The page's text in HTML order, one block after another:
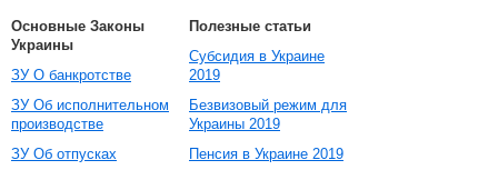
Основные Законы
Украины
ЗУ О банкротстве
ЗУ Об исполнительном
производстве
ЗУ Об отпусках
Полезные статьи
Субсидия в Украине
2019
Безвизовый режим для
Украины 2019
Пенсия в Украине 2019